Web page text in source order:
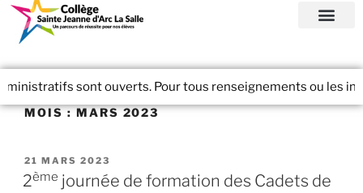
sont ouverts. Pour tous renseignements ou les
MOIS :MARS 2023
21 MARS 2023
2ème journée de formation des Cadets de